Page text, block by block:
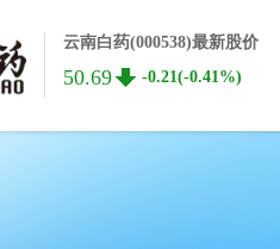
云南白药(000538)最新股价
50.69 -0.21(-0.41%)